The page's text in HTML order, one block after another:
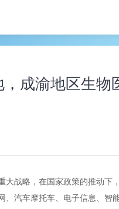
成渝地区生
大战略，在国家政策的推动
、汽车摩托车、电子信息、